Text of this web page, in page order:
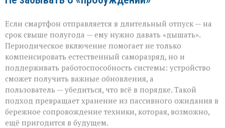
Если смартфон отправляется в длительный отпуск — на
срок свыше полугода — ему нужно давать «дышать».
Периодическое включение помогает не только
компенсировать естественный саморазряд, но и
поддерживать работоспособность системы: устройство
сможет получить важные обновления, а
пользователь — убедиться, что всё в порядке. Такой
подход превращает хранение из пассивного ожидания в
бережное сопровождение техники, которая, возможно,
ещё пригодится в будущем.